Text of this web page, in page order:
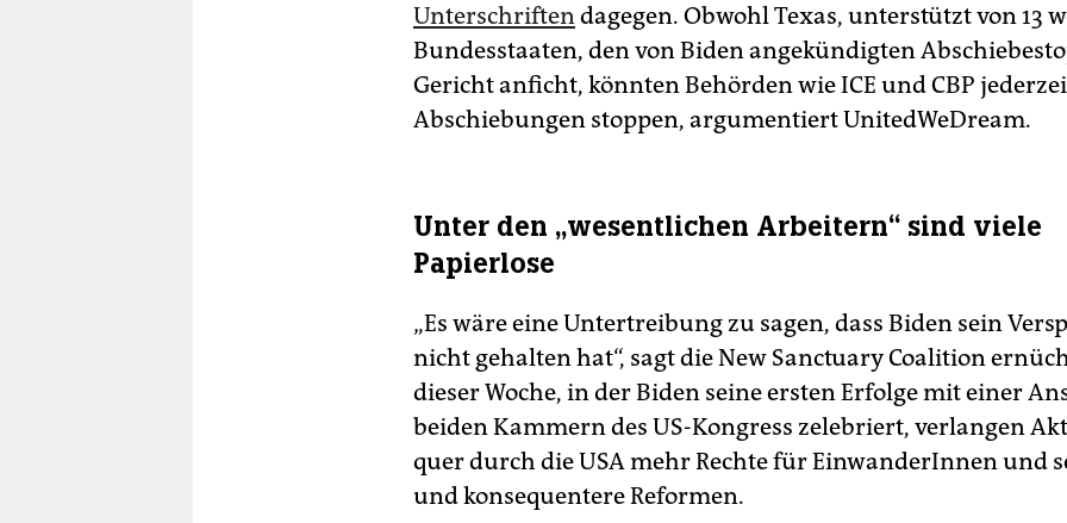
Unterschriftendagegen. Obwohl Texas, unterstützt von 13
Bundesstaaten, den von Biden angekündigten
Gericht anficht, könnten Behörden wie ICE und CBP
Abschiebungen stoppen, argumentiert UnitedWeDream.
Unter den „wesentlichen Arbeitern“ sind viele
Papierlose
„Es wäre eine Untertreibung zu sagen, dass Biden sein
nicht gehalten hat“, sagt die New Sanctuary Coalition
dieser Woche, in der Biden seine ersten Erfolge mit einer
beiden Kammern des US-Kongress zelebriert, verlangen
quer durch die USA mehr Rechte für EinwanderInnen und
und konsequentere Reformen.